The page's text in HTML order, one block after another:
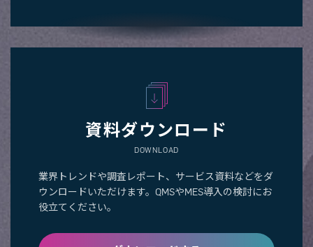
資料ダウンロード
DOWNLOAD
業界トレンドや調査レポート、サービス資料などをダ
ウンロードいただけます。QMSやMES導入の検討にお
役立てください。